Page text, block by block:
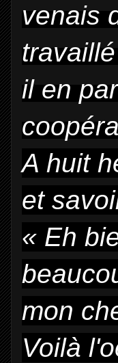
venais
il en
A huit
et
« Eh
mon
Voilà